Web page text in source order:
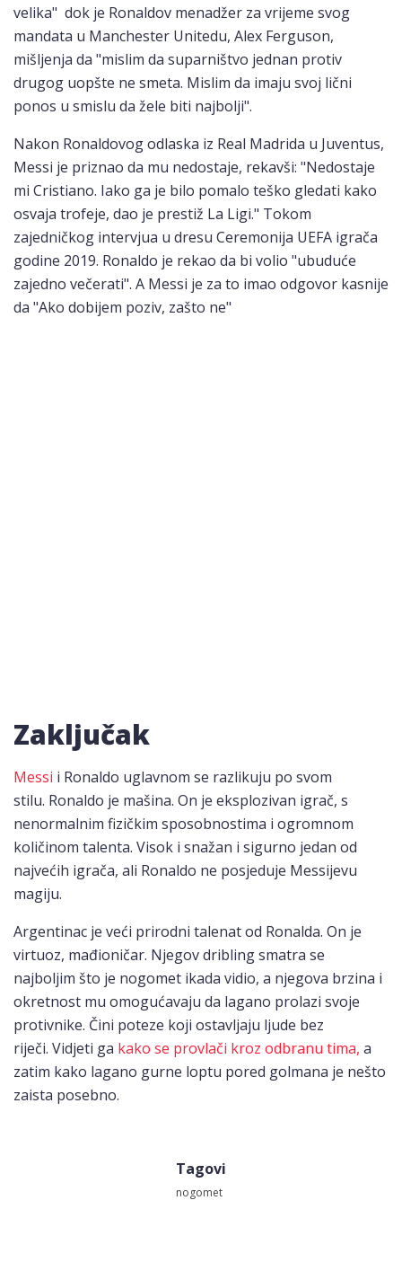
velika" dok je Ronaldov menadžer za vrijeme svog
mandata u Manchester Unitedu, Alex Ferguson,
mišljenja da "mislim da suparništvo jednan protiv
drugog uopšte ne smeta. Mislim da imaju svoj lični
ponos u smislu da žele biti najbolji".
Nakon Ronaldovog odlaska iz Real Madrida u Juventus,
Messi je priznao da mu nedostaje, rekavši: "Nedostaje
mi Cristiano. Iako ga je bilo pomalo teško gledati kako
osvaja trofeje, dao je prestiž La Ligi." Tokom
zajedničkog intervjua u dresu Ceremonija UEFA igrača
godine 2019. Ronaldo je rekao da bi volio "ubuduće
zajedno večerati". A Messi je za to imao odgovor kasnije
da "Ako dobijem poziv, zašto ne"
Zaključak
Messi i Ronaldo uglavnom se razlikuju po svom
stilu. Ronaldo je mašina. On je eksplozivan igrač, s
nenormalnim fizičkim sposobnostima i ogromnom
količinom talenta. Visok i snažan i sigurno jedan od
najvećih igrača, ali Ronaldo ne posjeduje Messijevu
magiju.
Argentinac je veći prirodni talenat od Ronalda. On je
virtuoz, mađioničar. Njegov dribling smatra se
najboljim što je nogomet ikada vidio, a njegova brzina i
okretnost mu omogućavaju da lagano prolazi svoje
protivnike. Čini poteze koji ostavljaju ljude bez
riječi. Vidjeti ga kako se provlači kroz odbranu tima, a
zatim kako lagano gurne loptu pored golmana je nešto
zaista posebno.
Tagovi
nogomet